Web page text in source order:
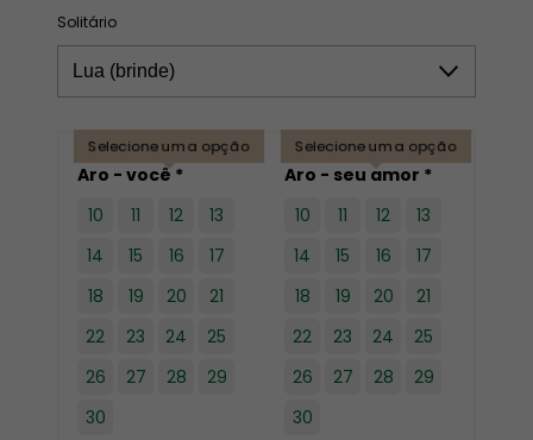
Selecione uma opção
Aro - você *
10
11 12
13
14
15 16
17
18
19 20
21
22
23 24
25
26
27 28
29
30
Selecione uma opção
Aro - seu amor *
10
11 12
13
14
15 16
17
18
19 20
21
22
23 24
25
26
27 28
29
30
Solitário